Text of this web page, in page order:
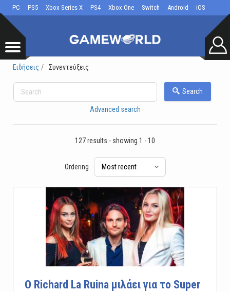
PC PS5 Xbox Series X PS4 Xbox One Switch Android iOS
Ειδήσεις Συνεντεύξεις
Search
Advanced search
127 results - showing 1 - 10
Ordering
O Richard La Ruina μιλάει για το Super